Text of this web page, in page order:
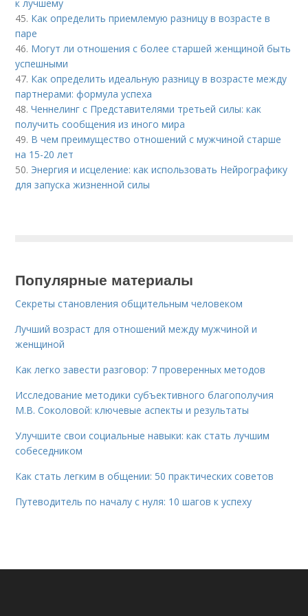
к лучшему
45. Как определить приемлемую разницу в возрасте в
паре
46. Могут ли отношения с более старшей женщиной быть
успешными
47. Как определить идеальную разницу в возрасте между
партнерами: формула успеха
48.Ченнелинг с Представителями третьей силы: как
получить сообщения из иного мира
49. В чем преимущество отношений с мужчиной старше
на 15-20 лет
50. Энергия и исцеление: как использовать Нейрографику
для запуска жизненной силы
Популярные материалы
Секреты становления общительным человеком
Лучший возраст для отношений между мужчиной и
женщиной
Как легко завести разговор: 7 проверенных методов
Исследование методики субъективного благополучия
М.В. Соколовой: ключевые аспекты и результаты
Улучшите свои социальные навыки: как стать лучшим
собеседником
Как стать легким в общении: 50 практических советов
Путеводитель по началу с нуля: 10 шагов к успеху